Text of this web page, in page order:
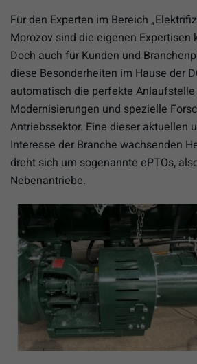
Für den Experten im Bereich
Morozov sind die eigenen Expertisen
Doch auch für Kunden und
diese Besonderheiten im Hause der
automatisch die perfekte
Modernisierungen und spezielle
Antriebssektor. Eine dieser aktuellen
Interesse der Branche wachsenden
dreht sich um sogenannte ePTOs,
Nebenantriebe.